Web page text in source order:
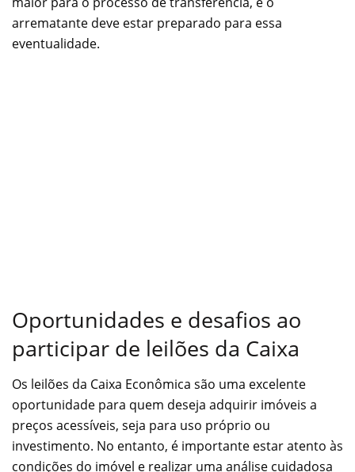
arrematante deve estar preparado para essa
eventualidade.
Oportunidades e desafios ao
participar de leilões da Caixa
Os leilões da Caixa Econômica são uma excelente
oportunidade para quem deseja adquirir imóveis a
preços acessíveis, seja para uso próprio ou
investimento. No entanto, é importante estar atento às
condições do imóvel e realizar uma análise cuidadosa